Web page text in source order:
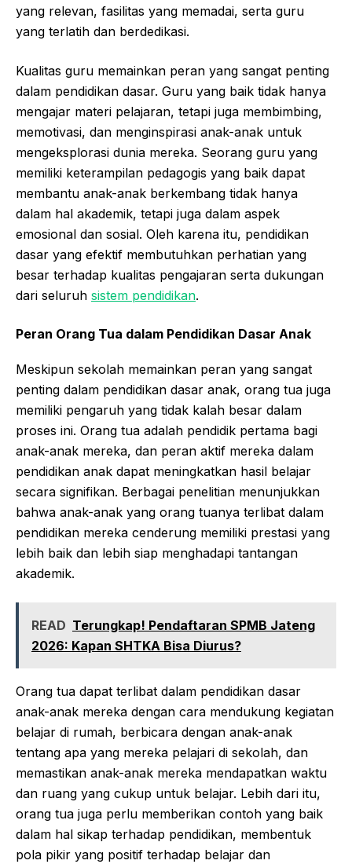
yang relevan, fasilitas yang memadai, serta guru
yang terlatih dan berdedikasi.
Kualitas guru memainkan peran yang sangat penting
dalam pendidikan dasar. Guru yang baik tidak hanya
mengajar materi pelajaran, tetapi juga membimbing,
memotivasi, dan menginspirasi anak-anak untuk
mengeksplorasi dunia mereka. Seorang guru yang
memiliki keterampilan pedagogis yang baik dapat
membantu anak-anak berkembang tidak hanya
dalam hal akademik, tetapi juga dalam aspek
emosional dan sosial. Oleh karena itu, pendidikan
dasar yang efektif membutuhkan perhatian yang
besar terhadap kualitas pengajaran serta dukungan
dari seluruh sistem pendidikan.
Peran Orang Tua dalam Pendidikan Dasar Anak
Meskipun sekolah memainkan peran yang sangat
penting dalam pendidikan dasar anak, orang tua juga
memiliki pengaruh yang tidak kalah besar dalam
proses ini. Orang tua adalah pendidik pertama bagi
anak-anak mereka, dan peran aktif mereka dalam
pendidikan anak dapat meningkatkan hasil belajar
secara signifikan. Berbagai penelitian menunjukkan
bahwa anak-anak yang orang tuanya terlibat dalam
pendidikan mereka cenderung memiliki prestasi yang
lebih baik dan lebih siap menghadapi tantangan
akademik.
READ Terungkap! Pendaftaran SPMB Jateng
2026: Kapan SHTKA Bisa Diurus?
Orang tua dapat terlibat dalam pendidikan dasar
anak-anak mereka dengan cara mendukung kegiatan
belajar di rumah, berbicara dengan anak-anak
tentang apa yang mereka pelajari di sekolah, dan
memastikan anak-anak mereka mendapatkan waktu
dan ruang yang cukup untuk belajar. Lebih dari itu,
orang tua juga perlu memberikan contoh yang baik
dalam hal sikap terhadap pendidikan, membentuk
pola pikir yang positif terhadap belajar dan